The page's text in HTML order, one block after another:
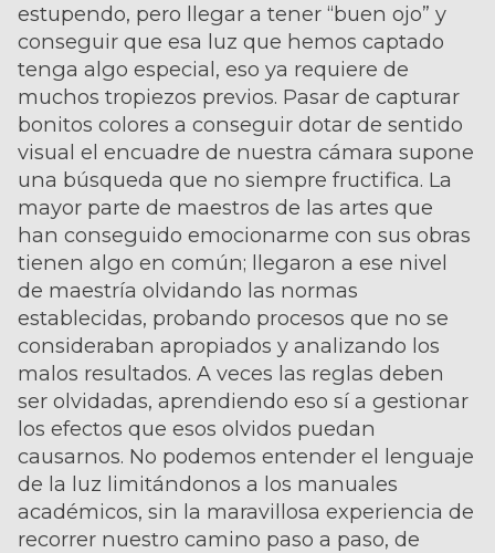
estupendo, pero llegar a tener “buen ojo” y
conseguir que esa luz que hemos captado
tenga algo especial, eso ya requiere de
muchos tropiezos previos. Pasar de capturar
bonitos colores a conseguir dotar de sentido
visual el encuadre de nuestra cámara supone
una búsqueda que no siempre fructifica. La
mayor parte de maestros de las artes que
han conseguido emocionarme con sus obras
tienen algo en común; llegaron a ese nivel
de maestría olvidando las normas
establecidas, probando procesos que no se
consideraban apropiados y analizando los
malos resultados. A veces las reglas deben
ser olvidadas, aprendiendo eso sí a gestionar
los efectos que esos olvidos puedan
causarnos. No podemos entender el lenguaje
de la luz limitándonos a los manuales
académicos, sin la maravillosa experiencia de
recorrer nuestro camino paso a paso, de